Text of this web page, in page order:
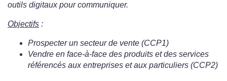
outils digitaux pour communiquer.
Objectifs :
Prospecter un secteur de vente (CCP1)
Vendre en face-à-face des produits et des services
référencés aux entreprises et aux particuliers (CCP2)